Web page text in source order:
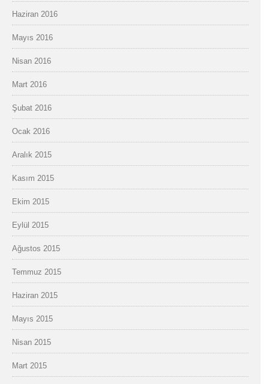
Haziran 2016
Mayıs 2016
Nisan 2016
Mart 2016
Şubat 2016
Ocak 2016
Aralık 2015
Kasım 2015
Ekim 2015
Eylül 2015
Ağustos 2015
Temmuz 2015
Haziran 2015
Mayıs 2015
Nisan 2015
Mart 2015